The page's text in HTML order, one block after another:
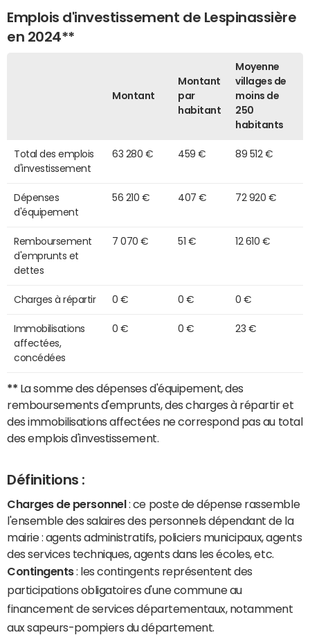
Emplois d'investissement de Lespinassière
en 2024**
Montant
Montant
par
habitant
Moyenne
villages de
moins de
250
habitants
Total des emplois
d'investissement
63 280 € 459 € 89 512 €
Dépenses
d'équipement
56 210 € 407 € 72 920 €
Remboursement
d'emprunts et
dettes
7 070 € 51 € 12 610 €
Charges à répartir 0 € 0 € 0 €
Immobilisations
affectées,
concédées
0 € 0 € 23 €
** La somme des dépenses d'équipement, des
remboursements d'emprunts, des charges à répartir et
des immobilisations affectées ne correspond pas au total
des emplois d'investissement.
Définitions :
Charges de personnel : ce poste de dépense rassemble
l'ensemble des salaires des personnels dépendant de la
mairie : agents administratifs, policiers municipaux, agents
des services techniques, agents dans les écoles, etc.
Contingents: les contingents représentent des
participations obligatoires d'une commune au
financement de services départementaux, notamment
aux sapeurs-pompiers du département.